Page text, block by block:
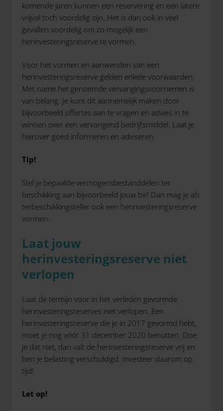
komende jaren kunnen een reservering en een latere
vrijval toch voordelig zijn. Het is dan ook in veel
gevallen voordelig om zo mogelijk een
herinvesteringsreserve te vormen.
Voor het vormen en aanwenden van een
herinvesteringsreserve gelden enkele voorwaarden.
Met name het genoemde vervangingsvoornemen is
van belang. Je kunt dit aannemelijk maken door
bijvoorbeeld offertes aan te vragen en advies in te
winnen over een vervangend bedrijfsmiddel. Laat je
hierover goed informeren en adviseren.
Tip!
Stel je bepaalde vermogensbestanddelen ter
beschikking aan bijvoorbeeld jouw bv? Dan mag je als
terbeschikkingsteller ook een herinvesteringsreserve
vormen.
Laat jouw
herinvesteringsreserve niet
verlopen
Laat de termijn voor in het verleden gevormde
herinvesteringsreserves niet verlopen. Een
herinvesteringsreserve die je in 2017 gevormd hebt,
moet je nog vóór 31 december 2020 benutten. Doe
je dat niet, dan valt de herinvesteringsreserve vrij en
ben je belasting verschuldigd. Investeer daarom op
tijd!
Let op!